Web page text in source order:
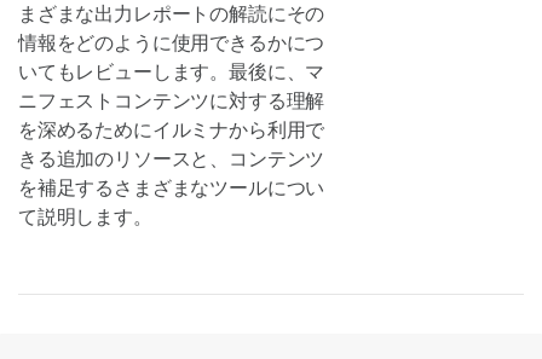
まざまな出力レポートの解読にその
情報をどのように使用できるかにつ
いてもレビューします。最後に、マ
ニフェストコンテンツに対する理解
を深めるためにイルミナから利用で
きる追加のリソースと、コンテンツ
を補足するさまざまなツールについ
て説明します。